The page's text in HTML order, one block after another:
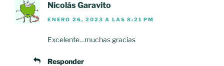
Nicolás Garavito
ENERO 26, 2023 A LAS 8:21 PM
Excelente…muchas gracias
Responder